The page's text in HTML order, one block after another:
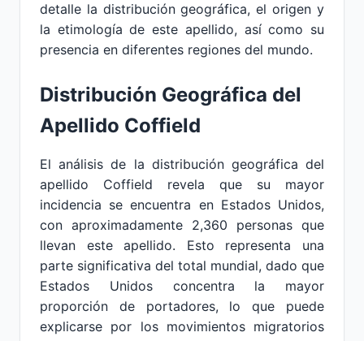
detalle la distribución geográfica, el origen y
la etimología de este apellido, así como su
presencia en diferentes regiones del mundo.
Distribución Geográfica del
Apellido Coffield
El análisis de la distribución geográfica del
apellido Coffield revela que su mayor
incidencia se encuentra en Estados Unidos,
con aproximadamente 2,360 personas que
llevan este apellido. Esto representa una
parte significativa del total mundial, dado que
Estados Unidos concentra la mayor
proporción de portadores, lo que puede
explicarse por los movimientos migratorios